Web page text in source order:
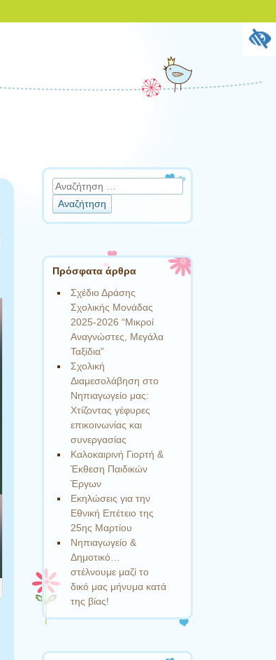
Αναζήτηση
Πρόσφατα άρθρα
Σχέδιο Δράσης
Σχολικής Μονάδας
2025-2026 “Μικροί
Αναγνώστες, Μεγάλα
Ταξίδια”
Σχολική
Διαμεσολάβηση στο
Νηπιαγωγείο μας:
Χτίζοντας γέφυρες
επικοινωνίας και
συνεργασίας
Καλοκαιρινή Γιορτή &
Έκθεση Παιδικών
Έργων
Εκηλώσεις για την
Εθνική Επέτειο της
25ης Μαρτίου
Νηπιαγωγείο &
Δημοτικό…
στέλνουμε μαζί το
δικό μας μήνυμα κατά
της βίας!